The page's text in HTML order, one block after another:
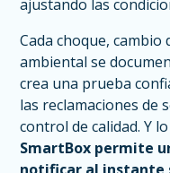
ajustando las
Cada choque,
ambiental se
crea una prueba
las reclamaciones de
control de calidad. Y
SmartBox permite